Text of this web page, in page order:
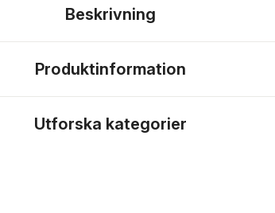
Beskrivning
Produktinformation
Utforska kategorier